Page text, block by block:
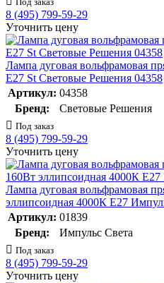
8 (495) 799-59-29
Уточнить цену
Лампа дуговая вольфрамовая
E27 St Световые Решения 04358
Артикул: 04358
Бренд:
Световые Решения
Под заказ
8 (495) 799-59-29
Уточнить цену
Лампа дуговая вольфрамовая
эллипсоидная 4000К E27
Артикул: 01839
Бренд:
Импульс Света
Под заказ
8 (495) 799-59-29
Уточнить цену